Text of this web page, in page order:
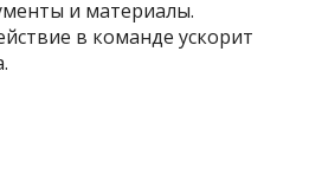
и материалы.
в команде ускорит